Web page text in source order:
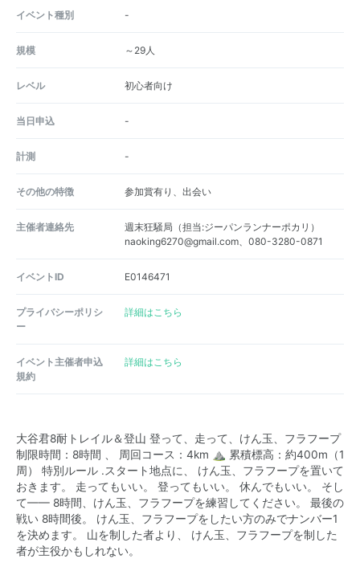
イベント種別 -
規模 ～29人
レベル 初心者向け
当日申込 -
計測 -
その他の特徴 参加賞有り、出会い
主催者連絡先
週末狂騒局（担当:ジーパンランナーポカリ）
naoking6270@gmail.com、080-3280-0871
イベントID E0146471
プライバシーポリシ
ー
詳細はこちら
イベント主催者申込
規約
詳細はこちら
大谷君8耐トレイル＆登山 登って、走って、けん玉、フラフープ
制限時間：8時間 、 周回コース：4km ⛰️ 累積標高：約400m（1
周） 特別ルール .スタート地点に、 けん玉、フラフープを置いて
おきます。 走ってもいい。 登ってもいい。 休んでもいい。 そし
て—— 8時間、けん玉、フラフープを練習してください。 最後の
戦い 8時間後。 けん玉、フラフープをしたい方のみでナンバー1
を決めます。 山を制した者より、 けん玉、フラフープを制した
者が主役かもしれない。